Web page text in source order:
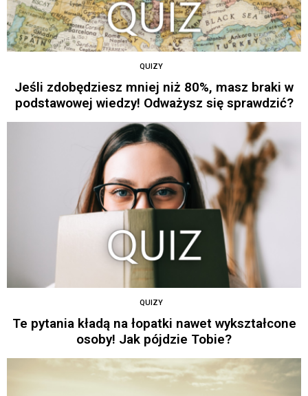
QUIZY
Jeśli zdobędziesz mniej niż 80%, masz braki w
podstawowej wiedzy! Odważysz się sprawdzić?
QUIZY
Te pytania kładą na łopatki nawet wykształcone
osoby! Jak pójdzie Tobie?